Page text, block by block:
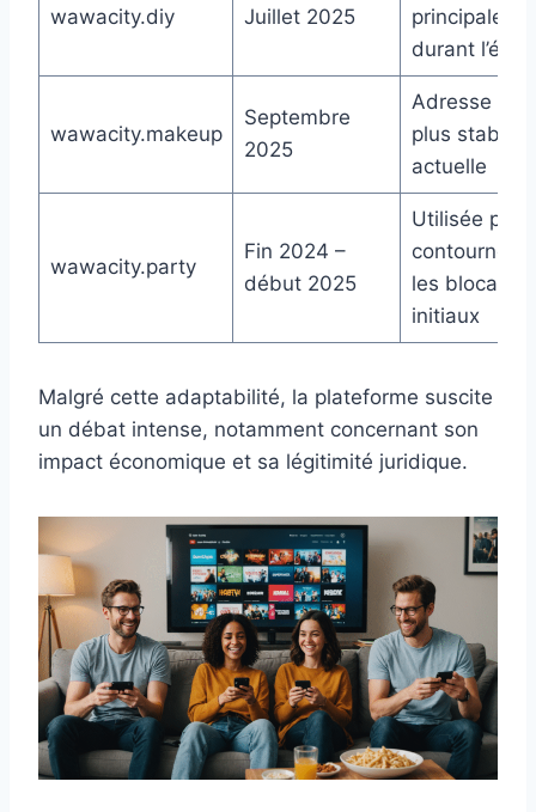
wawacity.diy Juillet 2025
principale
durant l’été
wawacity.makeup
Septembre
2025
Adresse la
plus stable
actuelle
wawacity.party
Fin 2024 –
début 2025
Utilisée pour
contourner
les blocages
initiaux
Malgré cette adaptabilité, la plateforme suscite
un débat intense, notamment concernant son
impact économique et sa légitimité juridique.